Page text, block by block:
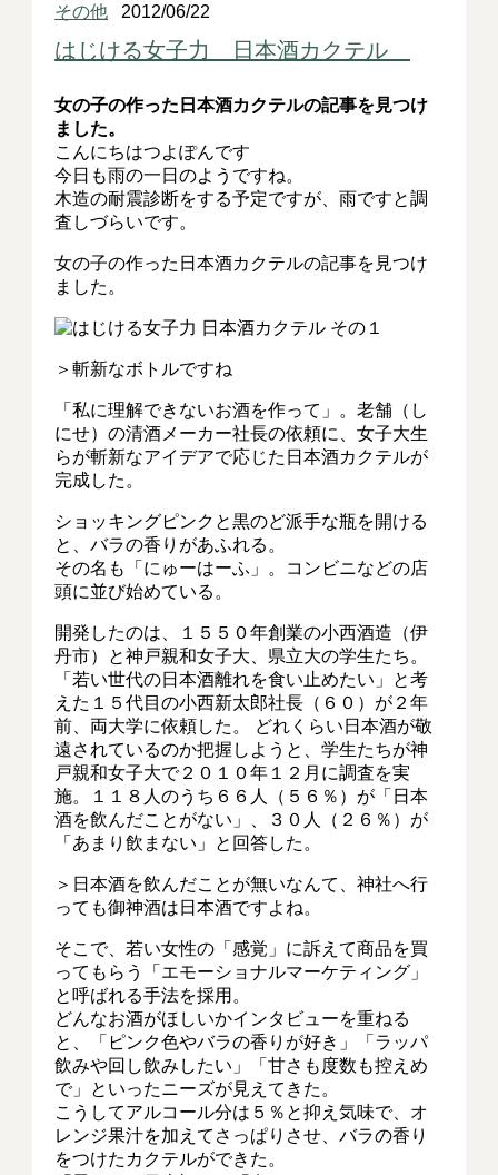
その他 2012/06/22
はじける女子力 日本酒カクテル
女の子の作った日本酒カクテルの記事を見つけ
ました。
こんにちはつよぽんです
今日も雨の一日のようですね。
木造の耐震診断をする予定ですが、雨ですと調
査しづらいです。
女の子の作った日本酒カクテルの記事を見つけ
ました。
＞斬新なボトルですね
「私に理解できないお酒を作って」。老舗（し
にせ）の清酒メーカー社長の依頼に、女子大生
らが斬新なアイデアで応じた日本酒カクテルが
完成した。
ショッキングピンクと黒のど派手な瓶を開ける
と、バラの香りがあふれる。
その名も「にゅーはーふ」。コンビニなどの店
頭に並び始めている。
開発したのは、１５５０年創業の小西酒造（伊
丹市）と神戸親和女子大、県立大の学生たち。
「若い世代の日本酒離れを食い止めたい」と考
えた１５代目の小西新太郎社長（６０）が２年
前、両大学に依頼した。 どれくらい日本酒が敬
遠されているのか把握しようと、学生たちが神
戸親和女子大で２０１０年１２月に調査を実
施。１１８人のうち６６人（５６％）が「日本
酒を飲んだことがない」、３０人（２６％）が
「あまり飲まない」と回答した。
＞日本酒を飲んだことが無いなんて、神社へ行
っても御神酒は日本酒ですよね。
そこで、若い女性の「感覚」に訴えて商品を買
ってもらう「エモーショナルマーケティング」
と呼ばれる手法を採用。
どんなお酒がほしいかインタビューを重ねる
と、「ピンク色やバラの香りが好き」「ラッパ
飲みや回し飲みしたい」「甘さも度数も控えめ
で」といったニーズが見えてきた。
こうしてアルコール分は５％と抑え気味で、オ
レンジ果汁を加えてさっぱりさせ、バラの香り
をつけたカクテルができた。